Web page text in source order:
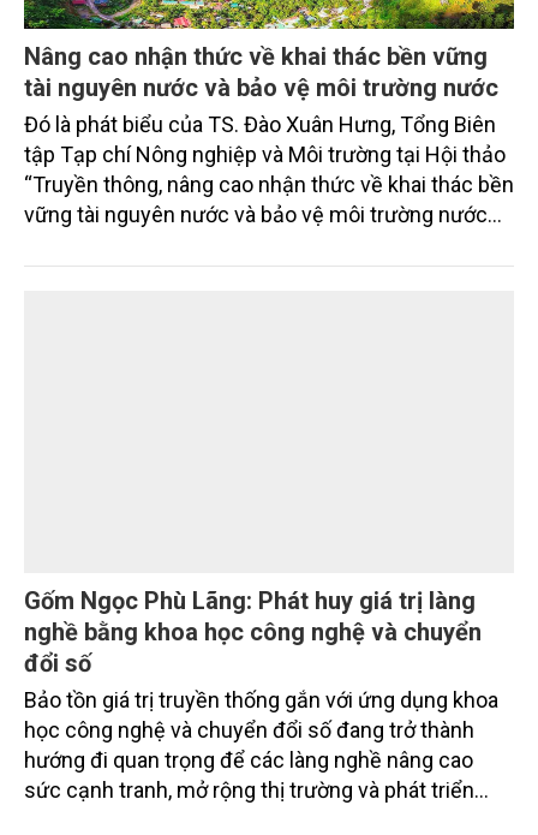
Nâng cao nhận thức về khai thác bền vững
tài nguyên nước và bảo vệ môi trường nước
Đó là phát biểu của TS. Đào Xuân Hưng, Tổng Biên
tập Tạp chí Nông nghiệp và Môi trường tại Hội thảo
“Truyền thông, nâng cao nhận thức về khai thác bền
vững tài nguyên nước và bảo vệ môi trường nước
trường phối hợp với Sở Nông nghiệp và Môi trường
Gốm Ngọc Phù Lãng: Phát huy giá trị làng
nghề bằng khoa học công nghệ và chuyển
đổi số
Bảo tồn giá trị truyền thống gắn với ứng dụng khoa
học công nghệ và chuyển đổi số đang trở thành
hướng đi quan trọng để các làng nghề nâng cao
sức cạnh tranh, mở rộng thị trường và phát triển